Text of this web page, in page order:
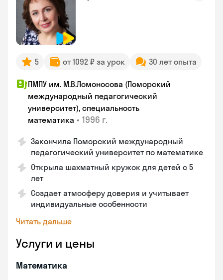
5 от 1092 ₽ за урок 30 лет опыта
ПМПУ им. М.В.Ломоносова (Поморский
международный педагогический
университет), специальность
математика • 1996 г.
Закончила Поморский международный
педагогический университет по математике
Открыла шахматный кружок для детей с 5
лет
Создает атмосферу доверия и учитывает
индивидуальные особенности
Читать дальше
Услуги и цены
Математика